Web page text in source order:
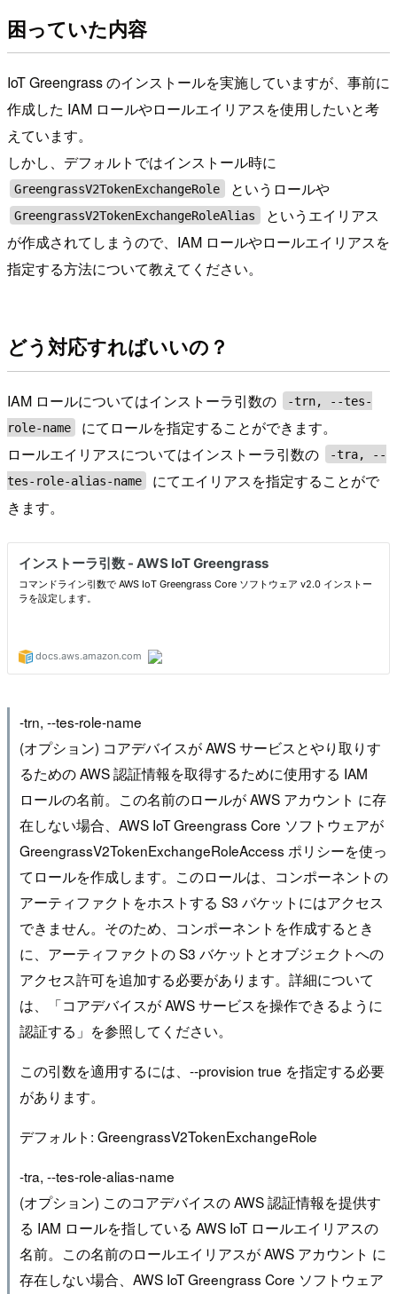
困っていた内容
IoT Greengrass のインストールを実施していますが、事前に
作成した IAM ロールやロールエイリアスを使用したいと考
えています。
しかし、デフォルトではインストール時に
GreengrassV2TokenExchangeRole というロールや
GreengrassV2TokenExchangeRoleAlias
というエイリアス
が作成されてしまうので、IAM ロールやロールエイリアスを
指定する方法について教えてください。
どう対応すればいいの？
IAM ロールについてはインストーラ引数の
-trn, --tes-
role-name
にてロールを指定することができます。
ロールエイリアスについてはインストーラ引数の
-tra, --
tes-role-alias-name
にてエイリアスを指定することがで
きます。
-trn, --tes-role-name
(オプション) コアデバイスが AWS サービスとやり取りす
るための AWS 認証情報を取得するために使用する IAM
ロールの名前。この名前のロールが AWS アカウント に存
在しない場合、AWS IoT Greengrass Core ソフトウェアが
GreengrassV2TokenExchangeRoleAccess ポリシーを使っ
てロールを作成します。このロールは、コンポーネントの
アーティファクトをホストする S3 バケットにはアクセス
できません。そのため、コンポーネントを作成するとき
に、アーティファクトの S3 バケットとオブジェクトへの
アクセス許可を追加する必要があります。詳細について
は、「コアデバイスが AWS サービスを操作できるように
認証する」を参照してください。
この引数を適用するには、--provision true を指定する必要
があります。
デフォルト: GreengrassV2TokenExchangeRole
-tra, --tes-role-alias-name
(オプション) このコアデバイスの AWS 認証情報を提供す
る IAM ロールを指している AWS IoT ロールエイリアスの
名前。この名前のロールエイリアスが AWS アカウント に
存在しない場合、AWS IoT Greengrass Core ソフトウェア